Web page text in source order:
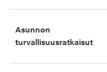
asunnon
turvallisuusratkaisut